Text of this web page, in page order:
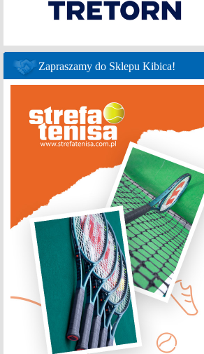
Zapraszamy do Sklepu Kibica!